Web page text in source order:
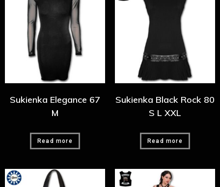
Sukienka Elegance 67
M
Read more
Sukienka Black Rock 80
S L XXL
Read more